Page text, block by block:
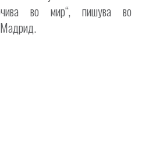
во мир“, пишува во